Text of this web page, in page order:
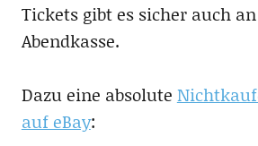
Tickets gibt es sicher auch
Abendkasse.
Dazu eine absolute
auf eBay: